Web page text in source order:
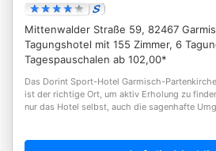
Mittenwalder Straße 59, 82467
Tagungshotel mit 155 Zimmer, 6
Tagespauschalen ab 102,00*
Das Dorint Sport-Hotel Garmisch-
ist der richtige Ort, um aktiv Erholung zu
nur das Hotel selbst, auch die sagenhafte